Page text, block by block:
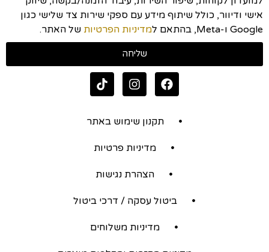
אישי ודיוור, כולל שיתוף מידע עם ספקי שירות צד שלישי כגון
Google ו-Meta, בהתאם ל
מדיניות הפרטיות של האתר.
שליחה
תקנון שימוש באתר
מדיניות פרטיות
הצהרת נגישות
ביטול עסקה / דרכי ביטול
מדיניות משלוחים